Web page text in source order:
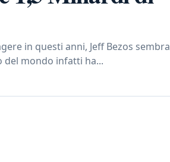
in questi anni, Jeff Bezos sembra
del mondo infatti ha...